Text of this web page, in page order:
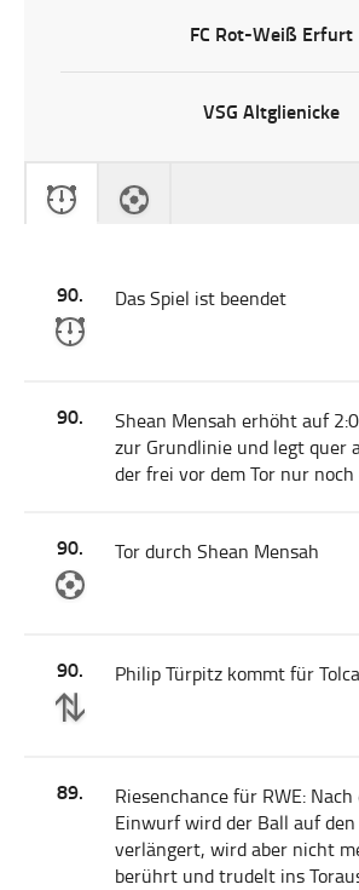
FC Rot-Weiß Erfurt
VSG Altglienicke
90. Das Spiel ist beendet
90.
Shean Mensah erhöht auf
zur Grundlinie und legt quer
der frei vor dem Tor nur
90. Tor durch Shean Mensah
90. Philip Türpitz kommt für
89.
Riesenchance für RWE:
Einwurf wird der Ball auf
verlängert, wird aber nicht
berührt und trudelt ins